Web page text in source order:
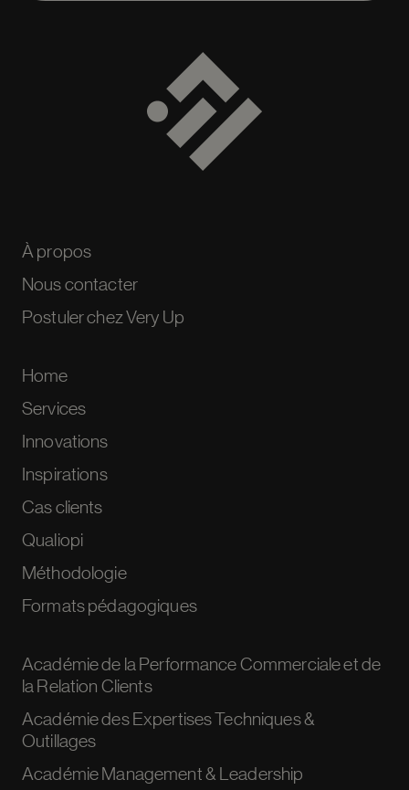
À propos
Nous contacter
Postuler chez Very Up
Home
Services
Innovations
Inspirations
Cas clients
Qualiopi
Méthodologie
Formats pédagogiques
Académie de la Performance Commerciale et de
la Relation Clients
Académie des Expertises Techniques &
Outillages
Académie Management & Leadership